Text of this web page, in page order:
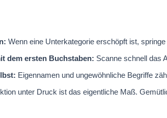
Wenn eine Unterkategorie erschöpft ist,
dem ersten Buchstaben: Scanne schnell das
Eigennamen und ungewöhnliche Begriffe
unter Druck ist das eigentliche Maß.